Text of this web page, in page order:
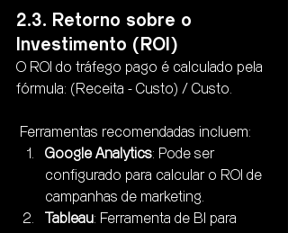
2.3. Retorno sobre o
Investimento (ROI)
O ROI do tráfego pago é calculado pela
fórmula: (Receita - Custo) / Custo.
Ferramentas recomendadas incluem:
Google Analytics: Pode ser
configurado para calcular o ROI de
campanhas de marketing.
Tableau: Ferramenta de BI para